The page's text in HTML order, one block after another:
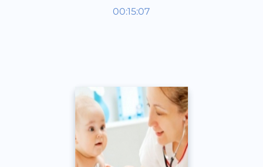
00:15:07
Bola rivojlanish taqvimi